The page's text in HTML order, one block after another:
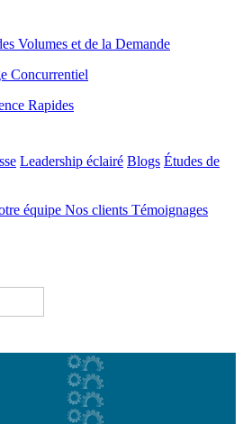
Volumes et de la Demande
Concurrentiel
Rapides
Leadership éclairé Blogs Études de
équipe Nos clients Témoignages